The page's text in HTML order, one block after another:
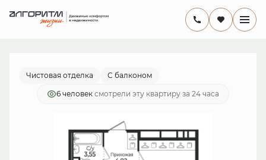
1-комнатная
7 759 050 руб.
от 22 575 руб./мес.
Чистовая отделка С балконом
6 человек смотрели эту квартиру за 24 часа